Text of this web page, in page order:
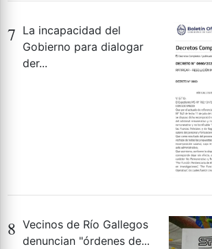
7 La incapacidad del
Gobierno para dialogar
der...
8 Vecinos de Río Gallegos
denuncian "órdenes de...